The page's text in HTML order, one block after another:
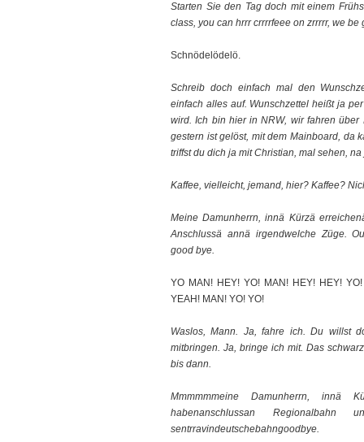
Starten Sie den Tag doch mit einem
class, you can hrrr crrrrfeee on zrrrrr, we be
Schnödelödelö.
Schreib doch einfach mal den
einfach alles auf. Wunschzettel heißt ja
wird. Ich bin hier in NRW, wir fahren
gestern ist gelöst, mit dem Mainboard, da
triffst du dich ja mit Christian, mal sehen, na
Kaffee, vielleicht, jemand, hier? Kaffee?
Meine Damunherrn, innä Kürzä
Anschlussä annä irgendwelche Züge.
good bye.
YO MAN! HEY! YO! MAN! HEY! HEY!
YEAH! MAN! YO! YO!
Waslos, Mann. Ja, fahre ich. Du willst
mitbringen. Ja, bringe ich mit. Das
bis dann.
Mmmmmmeine Damunherrn, innä
habenanschlussan
sentrravindeutschebahngoodbye.